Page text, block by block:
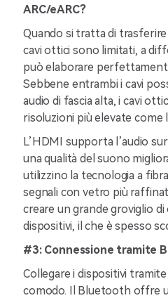
ARC/eARC?
Quando si tratta di trasferire
cavi ottici sono limitati, a
può elaborare
Sebbene entrambi i cavi
audio di fascia alta, i cavi
risoluzioni più elevate come
L’HDMI supporta l’audio
una qualità del suono
utilizzino la tecnologia a
segnali con vetro più
creare un grande groviglio
dispositivi, il che è spesso
#3: Connessione tramite
Collegare i dispositivi
comodo. Il Bluetooth offre